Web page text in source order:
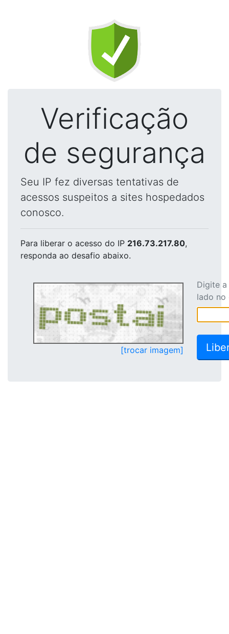
Verificação
de segurança
Seu IP fez diversas tentativas de
acessos suspeitos a sites hospedados
conosco.
Para liberar o acesso do IP 216.73.217.80,
responda ao desafio abaixo.
[trocar imagem]
Digite
lado no